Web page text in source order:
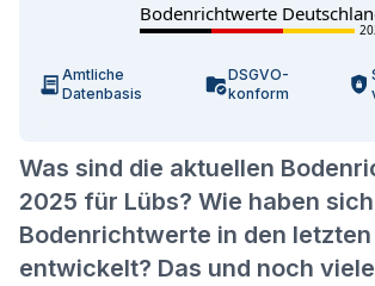
Was sind die aktuellen
2025 für Lübs? Wie haben
Bodenrichtwerte in den
entwickelt? Das und noch
Bodenrichtwerte
Amtliche
Datenbasis
DSGVO-
konform